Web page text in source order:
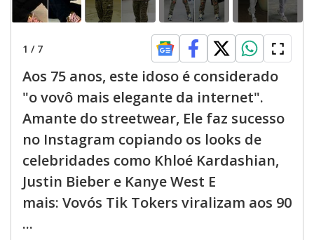
1 / 7
Aos 75 anos, este idoso é considerado
"o vovô mais elegante da internet".
Amante do streetwear, Ele faz sucesso
no Instagram copiando os looks de
celebridades como Khloé Kardashian,
Justin Bieber e Kanye West E
mais: Vovós Tik Tokers viralizam aos 90
...